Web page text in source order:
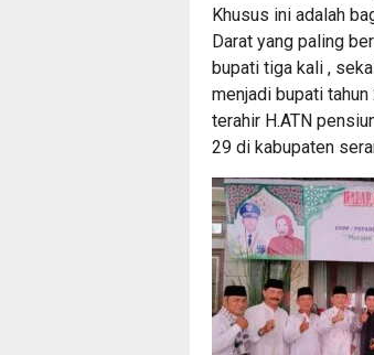
Khusus ini adalah
Darat yang paling
bupati tiga kali ,
menjadi bupati
terahir H.ATN
29 di kabupaten